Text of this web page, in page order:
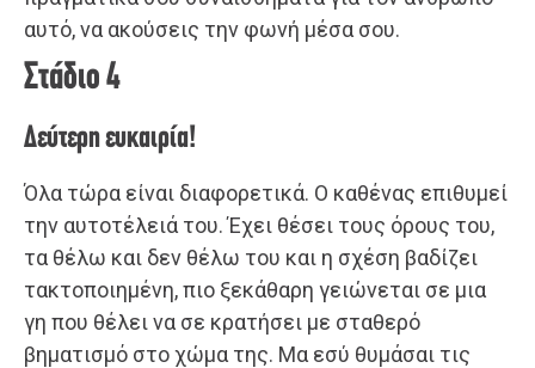
αυτό, να ακούσεις την φωνή μέσα σου.
Στάδιο 4
Δεύτερη ευκαιρία!
Όλα τώρα είναι διαφορετικά. Ο καθένας επιθυμεί
την αυτοτέλειά του. Έχει θέσει τους όρους του,
τα θέλω και δεν θέλω του και η σχέση βαδίζει
τακτοποιημένη, πιο ξεκάθαρη γειώνεται σε μια
γη που θέλει να σε κρατήσει με σταθερό
βηματισμό στο χώμα της. Μα εσύ θυμάσαι τις